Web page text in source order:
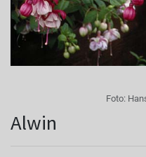
Foto:
Alwin